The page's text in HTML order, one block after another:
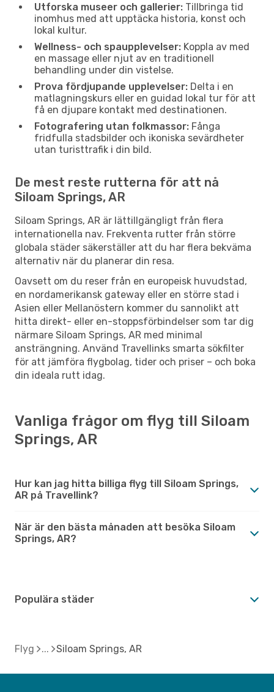
Utforska museer och gallerier: Tillbringa tid
inomhus med att upptäcka historia, konst och
lokal kultur.
Wellness- och spaupplevelser: Koppla av med
en massage eller njut av en traditionell
behandling under din vistelse.
Prova fördjupande upplevelser: Delta i en
matlagningskurs eller en guidad lokal tur för att
få en djupare kontakt med destinationen.
Fotografering utan folkmassor: Fånga
fridfulla stadsbilder och ikoniska sevärdheter
utan turisttrafik i din bild.
De mest reste rutterna för att nå
Siloam Springs, AR
Siloam Springs, AR är lättillgängligt från flera
internationella nav. Frekventa rutter från större
globala städer säkerställer att du har flera bekväma
alternativ när du planerar din resa.
Oavsett om du reser från en europeisk huvudstad,
en nordamerikansk gateway eller en större stad i
Asien eller Mellanöstern kommer du sannolikt att
hitta direkt- eller en-stoppsförbindelser som tar dig
närmare Siloam Springs, AR med minimal
ansträngning. Använd Travellinks smarta sökfilter
för att jämföra flygbolag, tider och priser – och boka
din ideala rutt idag.
Vanliga frågor om flyg till Siloam
Springs, AR
Hur kan jag hitta billiga flyg till Siloam Springs,
AR på Travellink?
När är den bästa månaden att besöka Siloam
Springs, AR?
Populära städer
Flyg Siloam Springs, AR